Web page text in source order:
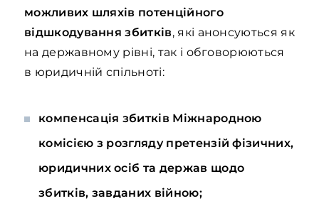
можливих шляхів потенційного
відшкодування збитків, які анонсуються як
на державному рівні, так і обговорюються
в юридичній спільноті:
компенсація збитків Міжнародною
комісією з розгляду претензій фізичних,
юридичних осіб та держав щодо
збитків, завданих війною;